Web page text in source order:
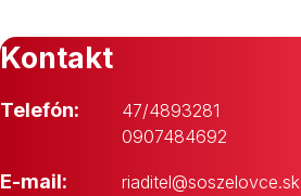
Kontakt
Telefón:
47/4893281
0907484692
E-mail:
riaditel@soszelovce.sk